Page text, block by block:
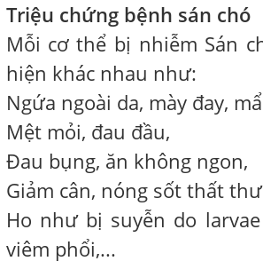
Triệu chứng bệnh sán chó
Mỗi cơ thể bị nhiễm Sán
hiện khác nhau như:
Ngứa ngoài da, mày đay,
Mệt mỏi, đau đầu,
Đau bụng, ăn không ngon,
Giảm cân, nóng sốt thất
Ho như bị suyễn do
viêm phổi,...